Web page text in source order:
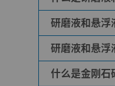
研磨液和悬
研磨液和悬浮
研磨液和悬
粒，可提高抛
研磨液和悬浮
研磨液和悬
什么是金刚石